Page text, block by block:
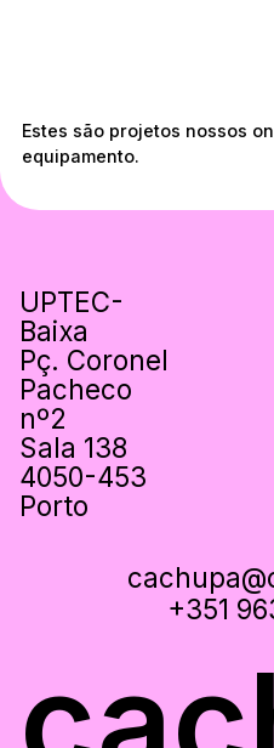
Estes são projetos nossos
equipamento.
UPTEC-
Baixa
Pç. Coronel
Pacheco
nº2
Sala 138
4050-453
Porto
+351